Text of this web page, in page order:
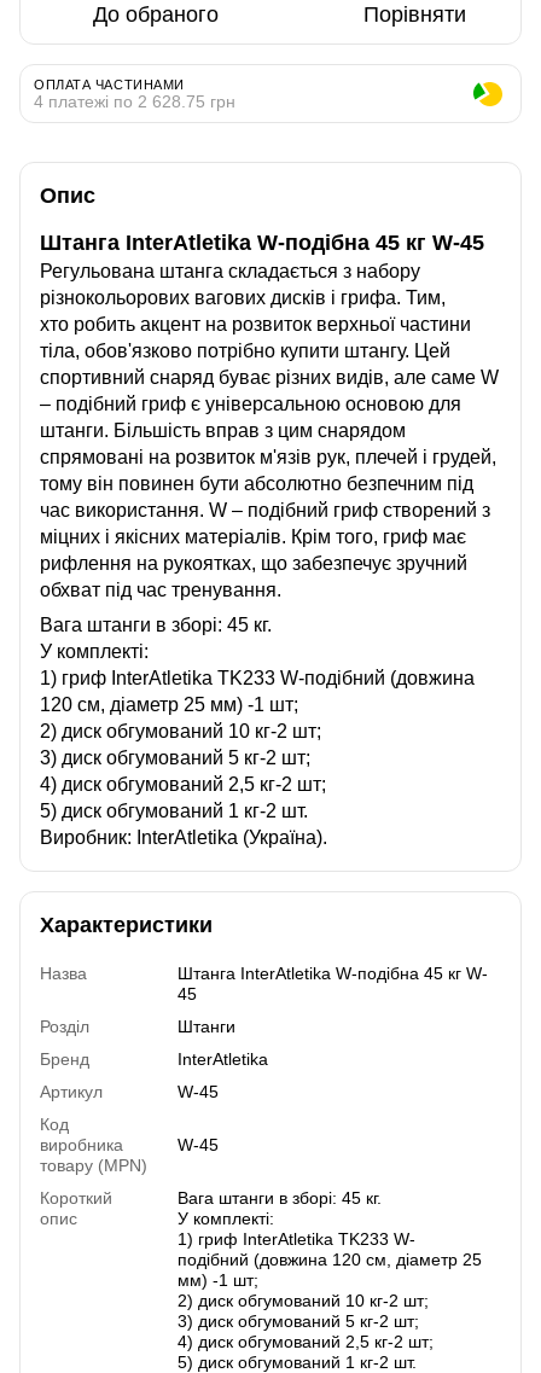
До обраного Порівняти
ОПЛАТА ЧАСТИНАМИ
4 платежі по 2 628.75 грн
Опис
Штанга InterAtletika W-подібна 45 кг W-45
Регульована штанга складається з набору
різнокольорових вагових дисків і грифа. Тим,
хто робить акцент на розвиток верхньої частини
тіла, обов'язково потрібно купити штангу. Цей
спортивний снаряд буває різних видів, але саме W
– подібний гриф є універсальною основою для
штанги. Більшість вправ з цим снарядом
спрямовані на розвиток м'язів рук, плечей і грудей,
тому він повинен бути абсолютно безпечним під
час використання. W – подібний гриф створений з
міцних і якісних матеріалів. Крім того, гриф має
рифлення на рукоятках, що забезпечує зручний
обхват під час тренування.
Вага штанги в зборі: 45 кг.
У комплекті:
1) гриф InterAtletika TK233 W-подібний (довжина
120 см, діаметр 25 мм) -1 шт;
2) диск обгумований 10 кг-2 шт;
3) диск обгумований 5 кг-2 шт;
4) диск обгумований 2,5 кг-2 шт;
5) диск обгумований 1 кг-2 шт.
Виробник: InterAtletika (Україна).
Характеристики
Назва
Штанга InterAtletika W-подібна 45 кг W-
45
Розділ
Штанги
Бренд
InterAtletika
Артикул
W-45
Код
виробника
товару (MPN)
W-45
Короткий
опис
Вага штанги в зборі: 45 кг.
У комплекті:
1) гриф InterAtletika TK233 W-
подібний (довжина 120 см, діаметр 25
мм) -1 шт;
2) диск обгумований 10 кг-2 шт;
3) диск обгумований 5 кг-2 шт;
4) диск обгумований 2,5 кг-2 шт;
5) диск обгумований 1 кг-2 шт.